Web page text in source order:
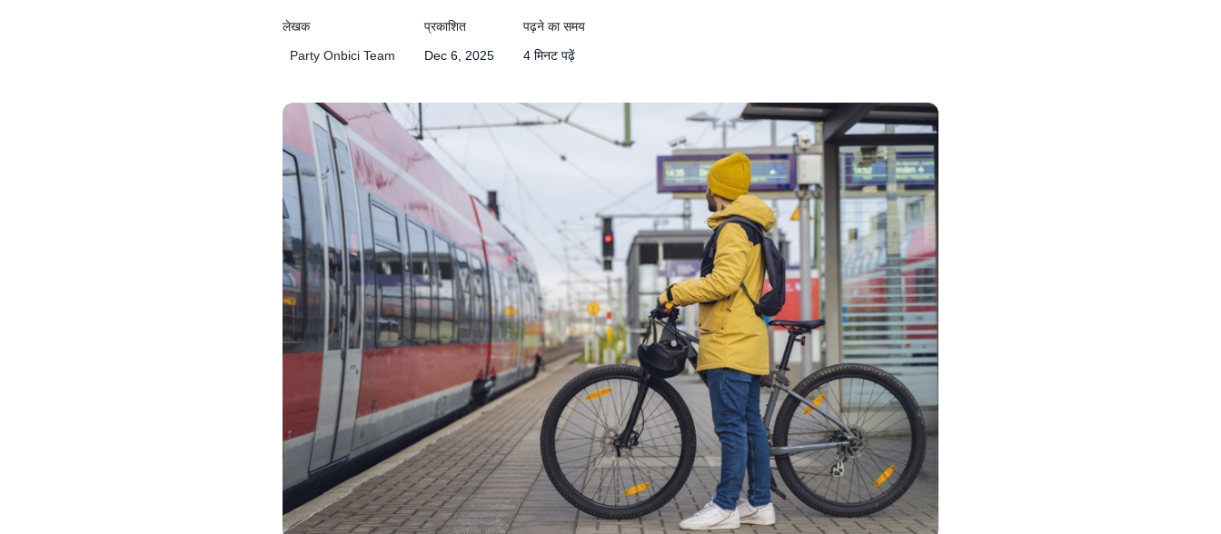
लेखक
Party Onbici Team
प्रकाशित
Dec 6, 2025
पढ़ने का समय
4 मिनट पढ़ें